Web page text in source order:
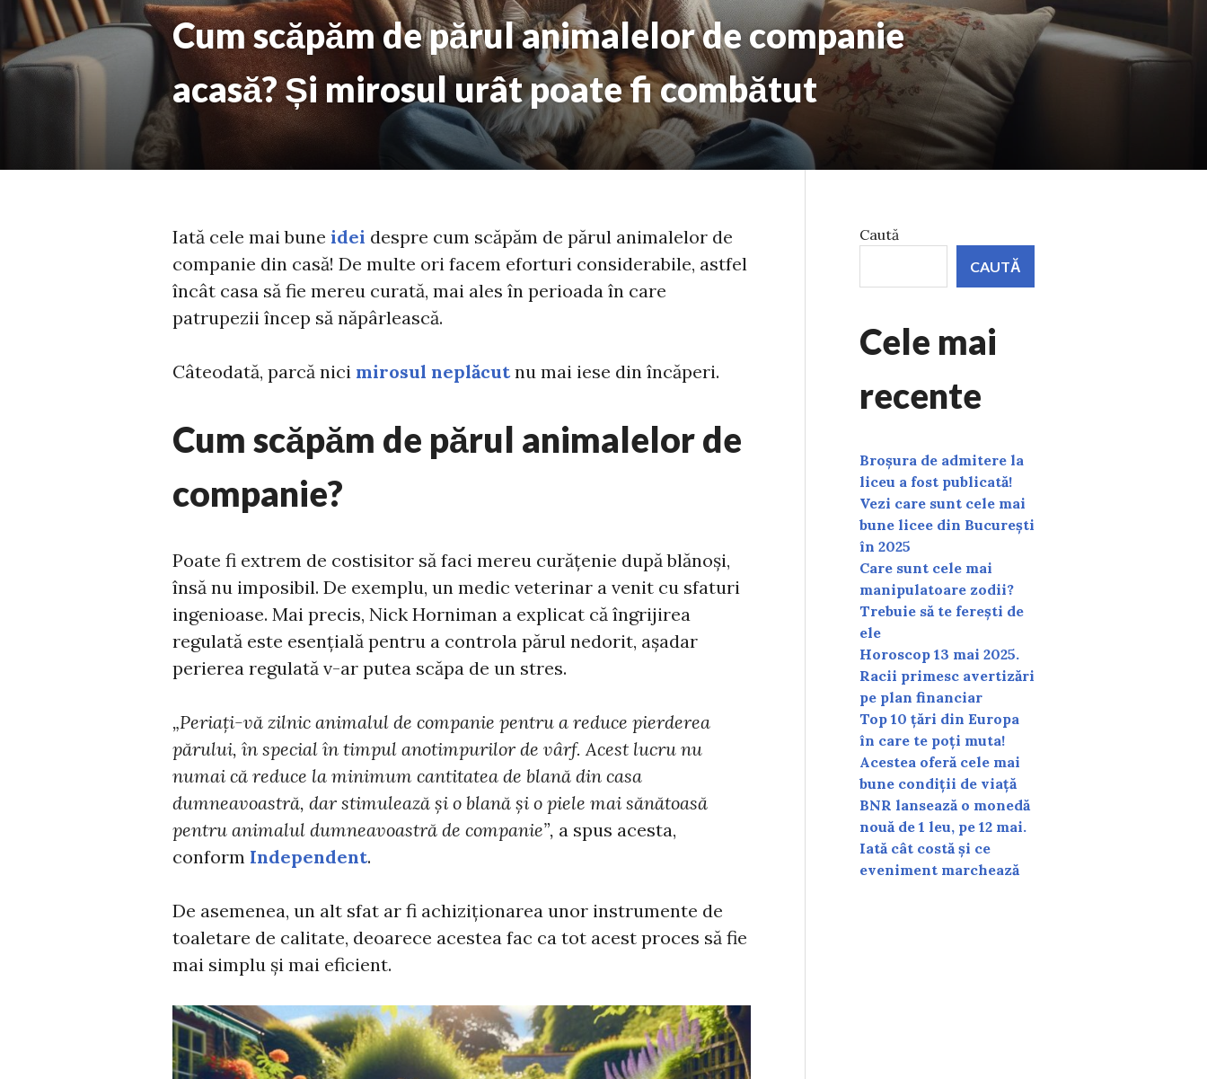
Cum scăpăm de părul animalelor de companie
acasă? Și mirosul urât poate fi combătut
Iată cele mai bune idei despre cum scăpăm de părul animalelor de
companie din casă! De multe ori facem eforturi considerabile, astfel
încât casa să fie mereu curată, mai ales în perioada în care
patrupezii încep să năpârlească.
Câteodată, parcă nici mirosul neplăcutnu mai iese din încăperi.
Cum scăpăm de părul animalelor de
companie?
Poate fi extrem de costisitor să faci mereu curățenie după blănoși,
însă nu imposibil. De exemplu, un medic veterinar a venit cu sfaturi
ingenioase. Mai precis, Nick Horniman a explicat că îngrijirea
regulată este esențială pentru a controla părul nedorit, așadar
perierea regulată v-ar putea scăpa de un stres.
„Periați-vă zilnic animalul de companie pentru a reduce pierderea
părului, în special în timpul anotimpurilor de vârf. Acest lucru nu
numai că reduce la minimum cantitatea de blană din casa
dumneavoastră, dar stimulează și o blană și o piele mai sănătoasă
pentru animalul dumneavoastră de companie”, a spus acesta,
conform Independent.
De asemenea, un alt sfat ar fi achiziționarea unor instrumente de
toaletare de calitate, deoarece acestea fac ca tot acest proces să fie
mai simplu și mai eficient.
Caută
CAUTĂ
Cele mai
recente
Broșura de admitere la
liceu a fost publicată!
Vezi care sunt cele mai
bune licee din București
în 2025
Care sunt cele mai
manipulatoare zodii?
Trebuie să te ferești de
ele
Horoscop 13 mai 2025.
Racii primesc avertizări
pe plan financiar
Top 10 țări din Europa
în care te poți muta!
Acestea oferă cele mai
bune condiții de viață
BNR lansează o monedă
nouă de 1 leu, pe 12 mai.
Iată cât costă și ce
eveniment marchează